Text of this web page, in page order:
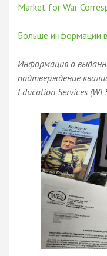
Market for War
Больше информации
Информация о
подтверждение
Education Services